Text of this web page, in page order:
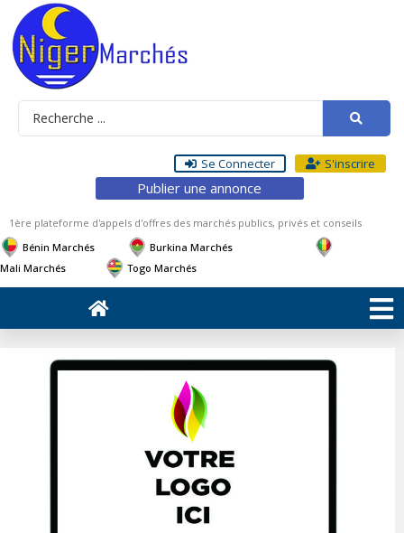
Se Connecter S'inscrire
Publier une annonce
1ère plateforme d'appels d'offres des marchés publics, privés et conseils
Bénin Marchés
Burkina Marchés
Mali Marchés
Togo Marchés